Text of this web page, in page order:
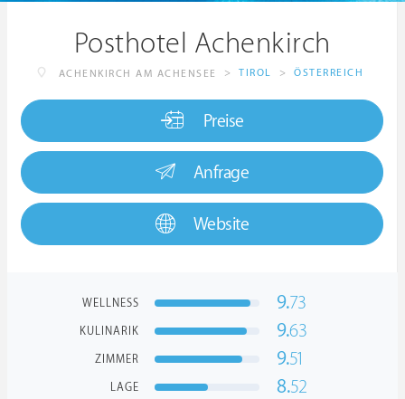
Posthotel Achenkirch
ACHENKIRCH AM ACHENSEE > TIROL > ÖSTERREICH
Preise
Anfrage
Website
WELLNESS 9.73
KULINARIK 9.63
ZIMMER 9.51
LAGE 8.52